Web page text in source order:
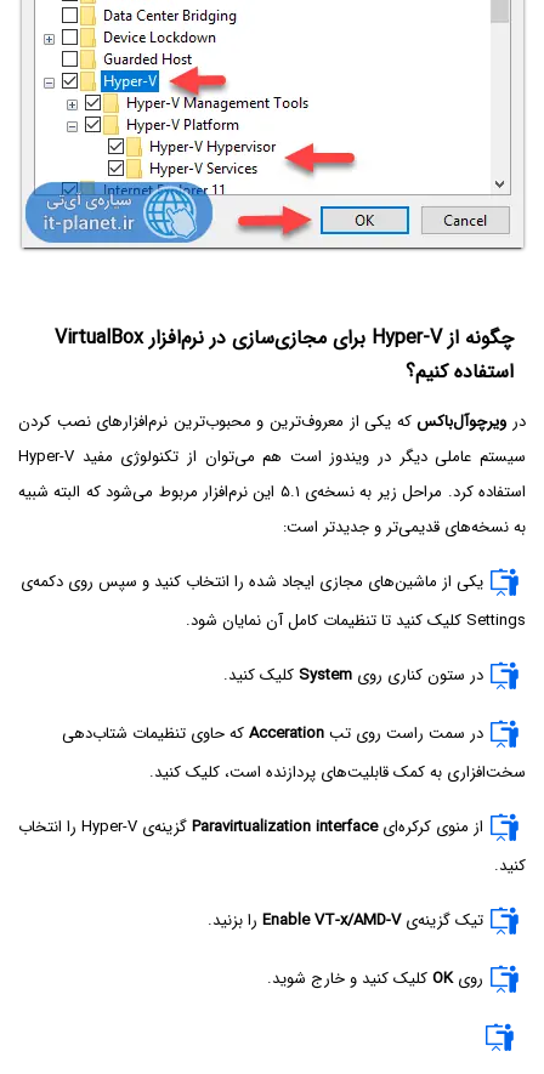
چگونه از Hyper-V‌ برای مجازی‌سازی در نرم‌افزار VirtualBox
استفاده کنیم؟
در ویرچوآل‌باکسکه یکی از معروف‌ترین و محبوب‌ترین نرم‌افزارهای نصب کردن
سیستم عاملی دیگر در ویندوز است هم می‌توان از تکنولوژی مفید Hyper-V
استفاده کرد. مراحل زیر به نسخه‌ی ۵.۱ این نرم‌افزار مربوط می‌شود که البته شبیه
به نسخه‌های قدیمی‌تر و جدیدتر است:
یکی از ماشین‌های مجازی ایجاد شده را انتخاب کنید و سپس روی دکمه‌ی
Settings کلیک کنید تا تنظیمات کامل آن نمایان شود.
در ستون کناری روی System کلیک کنید.
در سمت راست روی تبAccerationکه حاوی تنظیمات شتاب‌دهی
سخت‌افزاری به کمک قابلیت‌های پردازنده است، کلیک کنید.
از منوی کرکره‌ایParavirtualization interface
گزینه‌ی Hyper-V‌ را انتخاب
کنید.
تیک گزینه‌یEnable VT-x/AMD-V‌ را بزنید.
رویOKکلیک کنید و خارج شوید.